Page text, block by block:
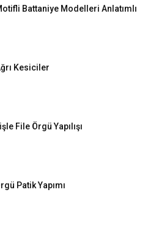
Battaniye Modelleri Anlatımlı
Kesiciler
File Örgü Yapılışı
Patik Yapımı